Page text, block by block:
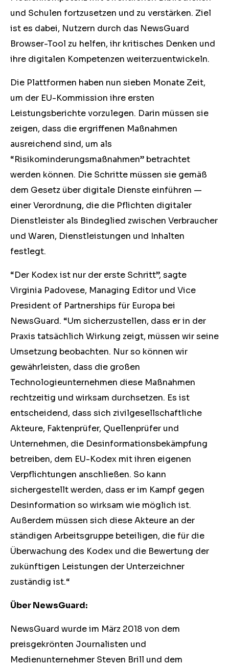
und Schulen fortzusetzen und zu verstärken. Ziel
ist es dabei, Nutzern durch das NewsGuard
Browser-Tool zu helfen, ihr kritisches Denken und
ihre digitalen Kompetenzen weiterzuentwickeln.
Die Plattformen haben nun sieben Monate Zeit,
um der EU-Kommission ihre ersten
Leistungsberichte vorzulegen. Darin müssen sie
zeigen, dass die ergriffenen Maßnahmen
ausreichend sind, um als
“Risikominderungsmaßnahmen” betrachtet
werden können. Die Schritte müssen sie gemäß
dem Gesetz über digitale Dienste einführen ⁠—
einer Verordnung, die die Pflichten digitaler
Dienstleister als Bindeglied zwischen Verbraucher
und Waren, Dienstleistungen und Inhalten
festlegt.
“Der Kodex ist nur der erste Schritt”, sagte
Virginia Padovese, Managing Editor und Vice
President of Partnerships für Europa bei
NewsGuard. “Um sicherzustellen, dass er in der
Praxis tatsächlich Wirkung zeigt, müssen wir seine
Umsetzung beobachten. Nur so können wir
gewährleisten, dass die großen
Technologieunternehmen diese Maßnahmen
rechtzeitig und wirksam durchsetzen. Es ist
entscheidend, dass sich zivilgesellschaftliche
Akteure, Faktenprüfer, Quellenprüfer und
Unternehmen, die Desinformationsbekämpfung
betreiben, dem EU-Kodex mit ihren eigenen
Verpflichtungen anschließen. So kann
sichergestellt werden, dass er im Kampf gegen
Desinformation so wirksam wie möglich ist.
Außerdem müssen sich diese Akteure an der
ständigen Arbeitsgruppe beteiligen, die für die
Überwachung des Kodex und die Bewertung der
zukünftigen Leistungen der Unterzeichner
zuständig ist.“
Über NewsGuard:
NewsGuard wurde im März 2018 von dem
preisgekrönten Journalisten und
Medienunternehmer Steven Brill und dem